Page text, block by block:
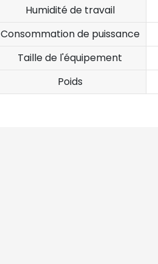
Humidité de travail
Consommation de puissance
Taille de l'équipement
Poids